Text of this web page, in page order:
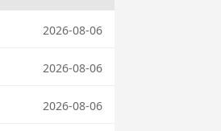
2026-08-06
2026-08-06
2026-08-06